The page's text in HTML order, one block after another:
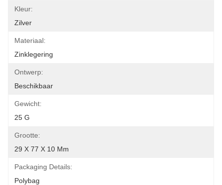
Kleur:
Zilver
Materiaal:
Zinklegering
Ontwerp:
Beschikbaar
Gewicht:
25 G
Grootte:
29 X 77 X 10 Mm
Packaging Details:
Polybag